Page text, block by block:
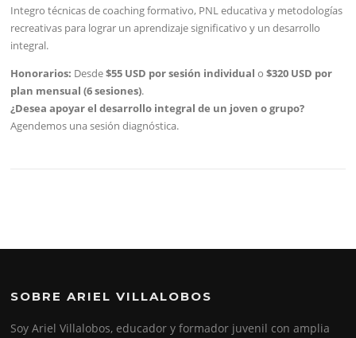
Integro técnicas de coaching formativo, PNL educativa y metodologías
recreativas para lograr un aprendizaje significativo y un desarrollo
integral.
Honorarios: Desde$55 USD por sesión individual o$320 USD por
plan mensual (6 sesiones).
¿Desea apoyar el desarrollo integral de un joven o grupo?
Agendemos una sesión diagnóstica.
SOBRE ARIEL VILLALOBOS
Soy Ariel Villalobos, educador y formador juvenil con amplia